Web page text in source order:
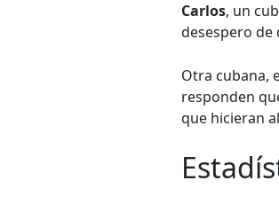
Carlos, un
desespero de
Otra cubana,
responden
que hicieran